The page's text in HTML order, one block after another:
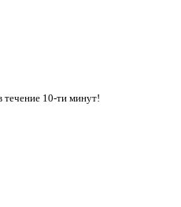
10-ти минут!